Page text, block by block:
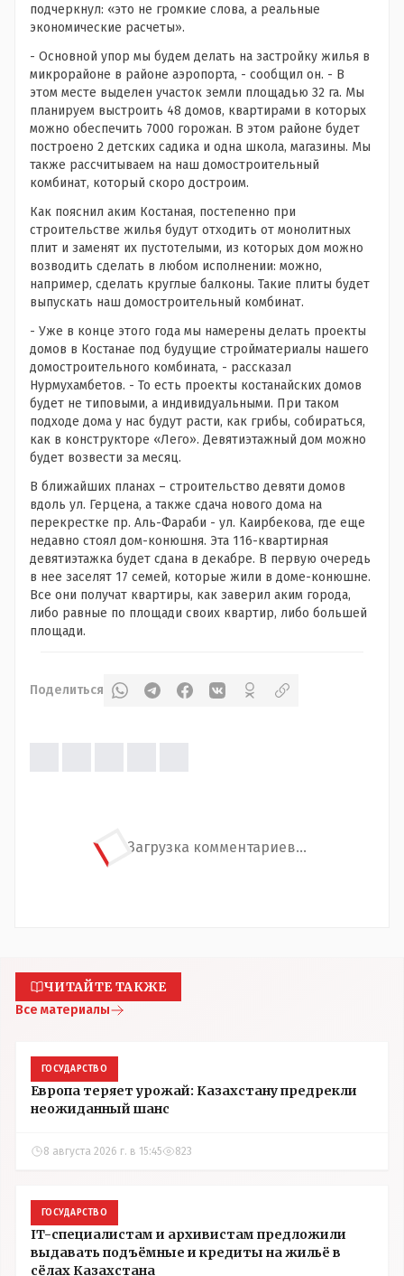
подчеркнул: «это не громкие слова, а реальные
экономические расчеты».
- Основной упор мы будем делать на застройку жилья в
микрорайоне в районе аэропорта, - сообщил он. - В
этом месте выделен участок земли площадью 32 га. Мы
планируем выстроить 48 домов, квартирами в которых
можно обеспечить 7000 горожан. В этом районе будет
построено 2 детских садика и одна школа, магазины. Мы
также рассчитываем на наш домостроительный
комбинат, который скоро достроим.
Как пояснил аким Костаная, постепенно при
строительстве жилья будут отходить от монолитных
плит и заменят их пустотелыми, из которых дом можно
возводить сделать в любом исполнении: можно,
например, сделать круглые балконы. Такие плиты будет
выпускать наш домостроительный комбинат.
- Уже в конце этого года мы намерены делать проекты
домов в Костанае под будущие стройматериалы нашего
домостроительного комбината, - рассказал
Нурмухамбетов. - То есть проекты костанайских домов
будет не типовыми, а индивидуальными. При таком
подходе дома у нас будут расти, как грибы, собираться,
как в конструкторе «Лего». Девятиэтажный дом можно
будет возвести за месяц.
В ближайших планах – строительство девяти домов
вдоль ул. Герцена, а также сдача нового дома на
перекрестке пр. Аль-Фараби - ул. Каирбекова, где еще
недавно стоял дом-конюшня. Эта 116-квартирная
девятиэтажка будет сдана в декабре. В первую очередь
в нее заселят 17 семей, которые жили в доме-конюшне.
Все они получат квартиры, как заверил аким города,
либо равные по площади своих квартир, либо большей
площади.
Поделиться
Загрузка комментариев...
ЧИТАЙТЕ ТАКЖЕ
Все материалы
ГОСУДАРСТВО
Европа теряет урожай: Казахстану предрекли
неожиданный шанс
8 августа 2026 г. в 15:45 823
ГОСУДАРСТВО
IT-специалистам и архивистам предложили
выдавать подъёмные и кредиты на жильё в
сёлах Казахстана